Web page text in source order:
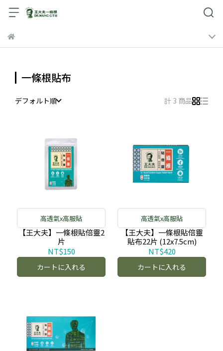
一條根貼布
デフォルト順 計 3 商品
高透氣x高服貼
【王大夫】一條根貼倍靈2
片
NT$150
カートに入れる
高透氣x高服貼
【王大夫】一條根貼倍靈
貼布22片 (12x7.5cm)
NT$420
カートに入れる